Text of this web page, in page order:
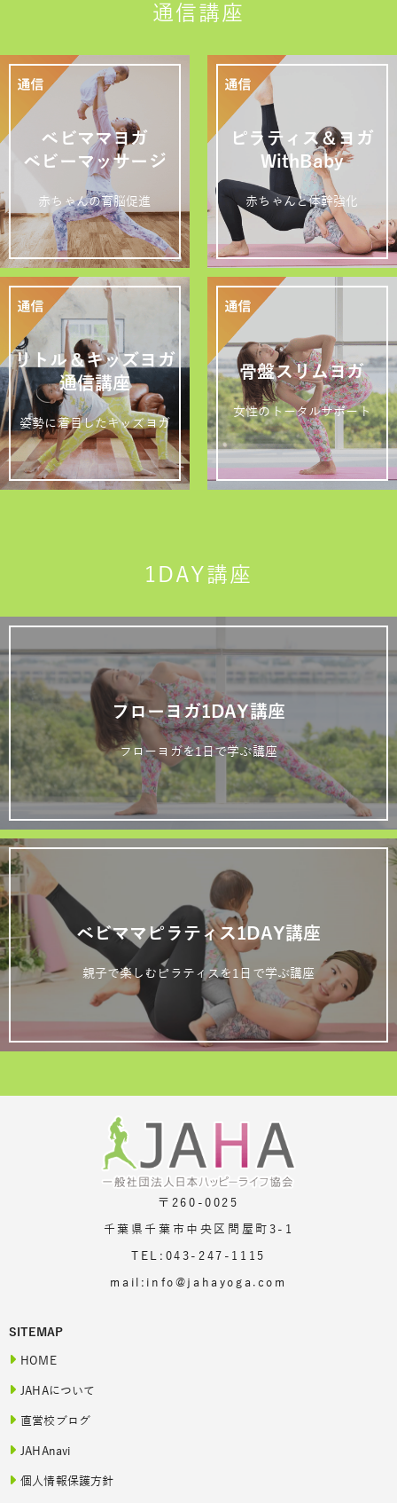
通信講座
ベビママヨガ
ベビーマッサージ
赤ちゃんの育脳促進
ピラティス＆ヨガ
WithBaby
赤ちゃんと体幹強化
リトル＆キッズヨガ
通信講座
姿勢に着目したキッズヨガ
骨盤スリムヨガ
女性のトータルサポート
1DAY講座
フローヨガ1DAY講座
フローヨガを1日で学ぶ講座
ベビママピラティス1DAY講座
親子で楽しむピラティスを1日で学ぶ講座
〒260-0025
千葉県千葉市中央区問屋町3-1
TEL:043-247-1115
mail:info@jahayoga.com
SITEMAP
HOME
JAHAについて
直営校ブログ
JAHAnavi
個人情報保護方針